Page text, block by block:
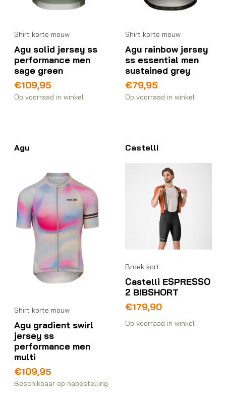
Shirt korte mouw
Agu solid jersey ss
performance men
sage green
€109,95
Op voorraad in winkel
Shirt korte mouw
Agu rainbow jersey
ss essential men
sustained grey
€79,95
Op voorraad in winkel
Agu
Shirt korte mouw
Agu gradient swirl
jersey ss
performance men
multi
€109,95
Beschikbaar op nabestelling
Castelli
Broek kort
Castelli ESPRESSO
2 BIBSHORT
€179,90
Op voorraad in winkel